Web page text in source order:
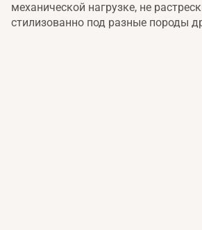
механической нагрузке, не
стилизованно под разные породы